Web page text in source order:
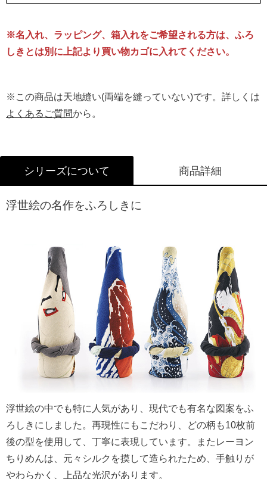
リボン包装
[無料]
のし包装
[無料]
箱Mサイズ
[有料]
ラッピングについて詳しくはこちら
※名入れ、ラッピング、箱入れをご希望される方は、ふろ
しきとは別に上記より買い物カゴに入れてください。
※この商品は天地縫い(両端を縫っていない)です。詳しくは
よくあるご質問から。
シリーズについて 商品詳細
浮世絵の名作をふろしきに
浮世絵の中でも特に人気があり、現代でも有名な図案をふ
ろしきにしました。再現性にもこだわり、どの柄も10枚前
後の型を使用して、丁寧に表現しています。またレーヨン
ちりめんは、元々シルクを摸して造られたため、手触りが
やわらかく、上品な光沢があります。